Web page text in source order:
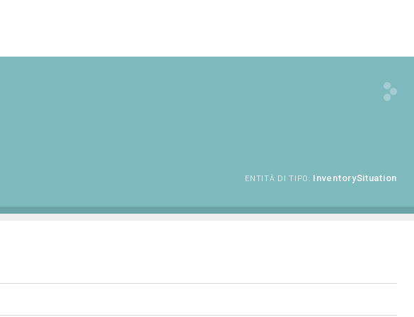
ENTITÀ DI TIPO: InventorySituation